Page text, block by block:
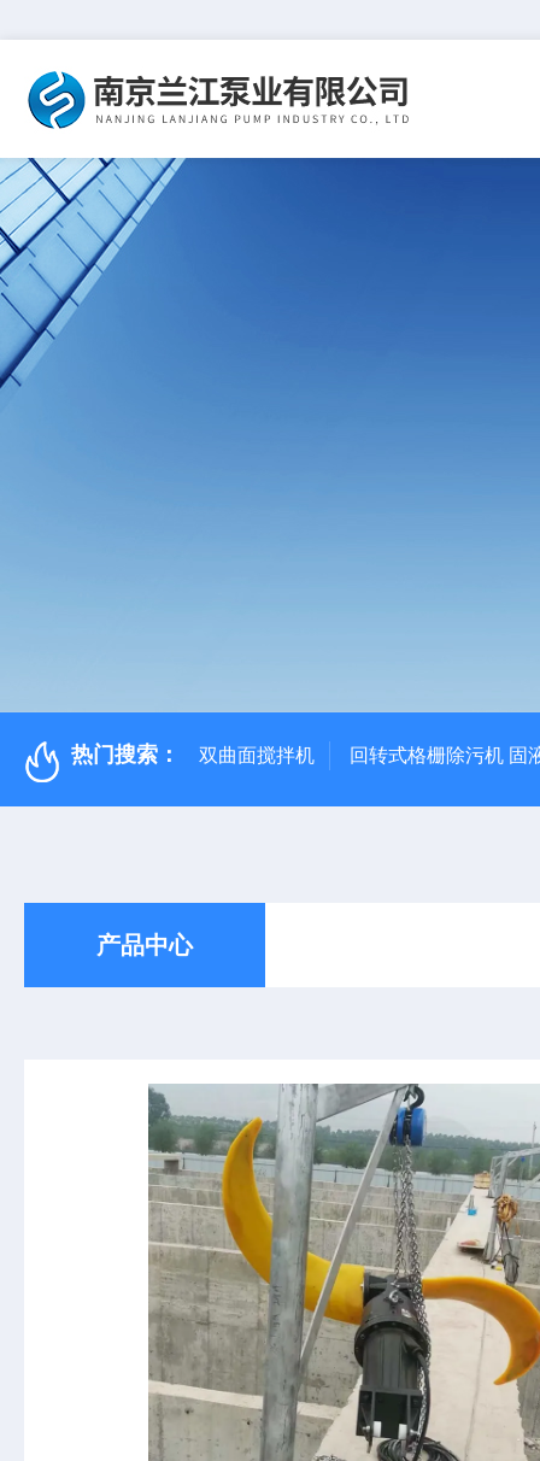
热门搜索： 双曲面搅拌机 回转式格栅除污机 固
产品中心